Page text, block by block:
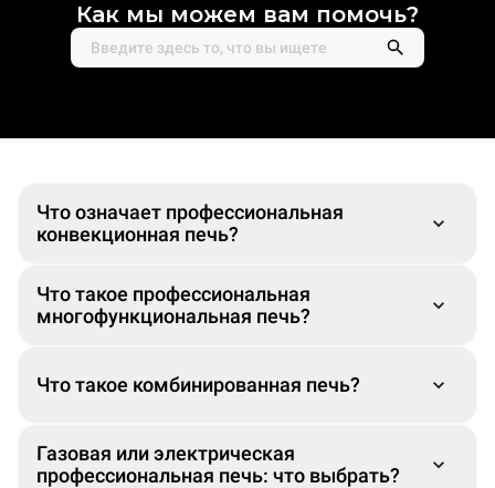
Как мы можем вам помочь?
Что означает профессиональная
конвекционная печь?
Что такое профессиональная
многофункциональная печь?
Что такое комбинированная печь?
Газовая или электрическая
профессиональная печь: что выбрать?